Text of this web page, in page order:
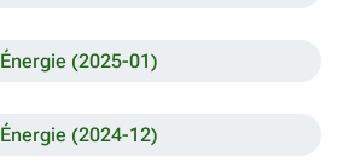
Énergie (2025-01)
Énergie (2024-12)